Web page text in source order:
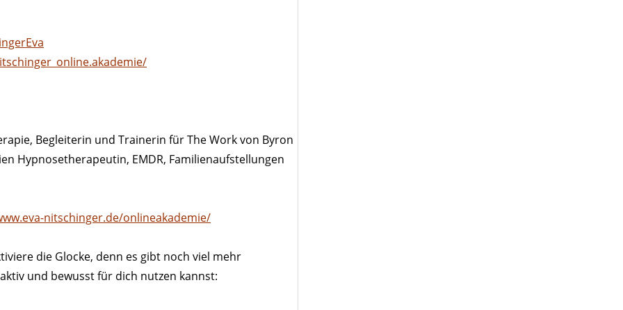
Begleiterin und Trainerin für The Work von Byron
Hypnosetherapeutin, EMDR, Familienaufstellungen
nitschinger.de/onlineakademie/
die Glocke, denn es gibt noch viel mehr
und bewusst für dich nutzen kannst: